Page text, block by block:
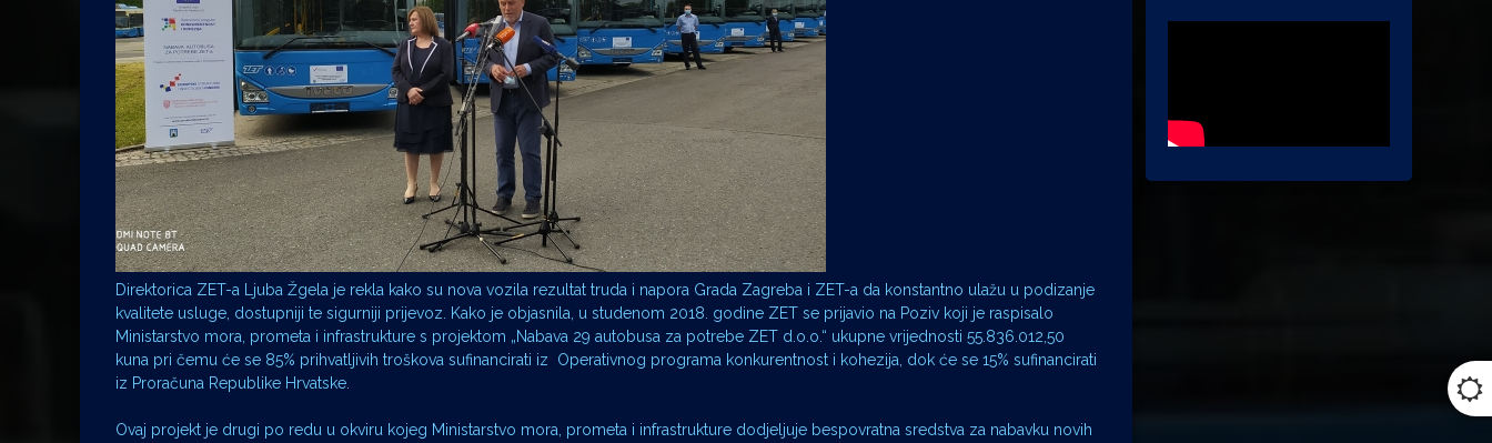
Direktorica ZET-a Ljuba Žgela je rekla kako su nova vozila rezultat truda i napora Grada Zagreba i ZET-a da konstantno ulažu u podizanje
kvalitete usluge, dostupniji te sigurniji prijevoz. Kako je objasnila, u studenom 2018. godine ZET se prijavio na Poziv koji je raspisalo
Ministarstvo mora, prometa i infrastrukture s projektom „Nabava 29 autobusa za potrebe ZET d.o.o.“ ukupne vrijednosti 55.836.012,50
kuna pri čemu će se 85% prihvatljivih troškova sufinancirati iz Operativnog programa konkurentnost i kohezija, dok će se 15% sufinancirati
iz Proračuna Republike Hrvatske.
Ovaj projekt je drugi po redu u okviru kojeg Ministarstvo mora, prometa i infrastrukture dodjeljuje bespovratna sredstva za nabavku novih